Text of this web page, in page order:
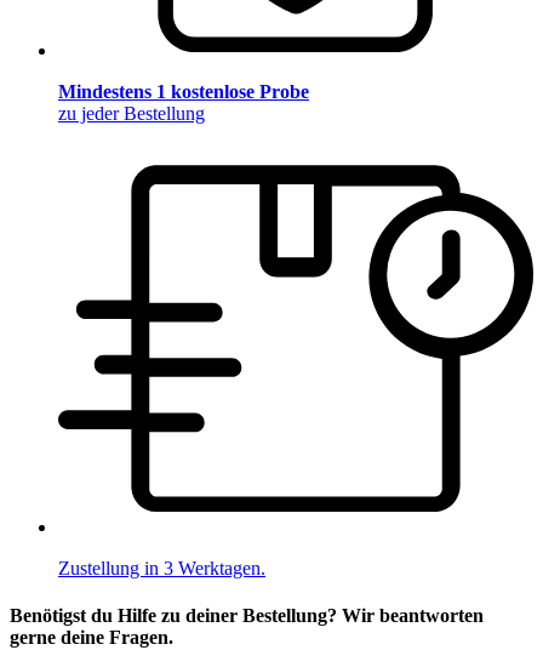
Mindestens 1 kostenlose Probe
zu jeder Bestellung
Zustellung in 3 Werktagen.
Benötigst du Hilfe zu deiner Bestellung? Wir beantworten
gerne deine Fragen.